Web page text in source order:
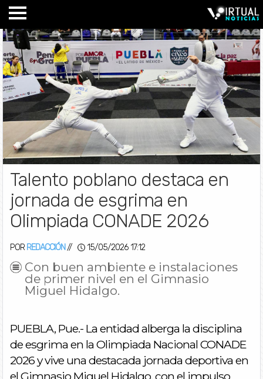
Talento poblano destaca en
jornada de esgrima en
Olimpiada CONADE 2026
POR REDACCIÓN // 15/05/2026 17:12
Con buen ambiente e instalaciones
de primer nivel en el Gimnasio
Miguel Hidalgo.
PUEBLA, Pue.- La entidad alberga la disciplina
de esgrima en la Olimpiada Nacional CONADE
2026 y vive una destacada jornada deportiva en
el Gimnasio Miguel Hidalgo, con el impulso